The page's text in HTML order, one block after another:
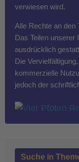
verwiesen wird.
Alle Rechte an den
Das Teilen unserer
ausdrücklich
Die
kommerzielle
jedoch der
Suche in